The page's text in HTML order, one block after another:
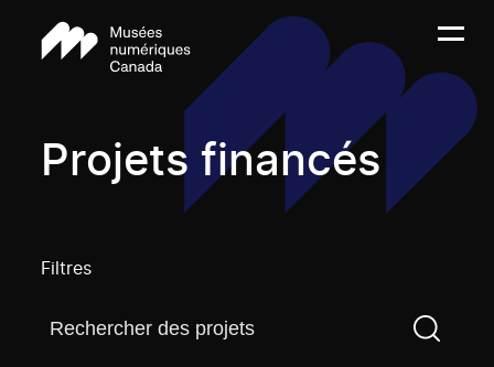
Projets financés
Filtres
Trouvez un projetVous devez saisir un terme de